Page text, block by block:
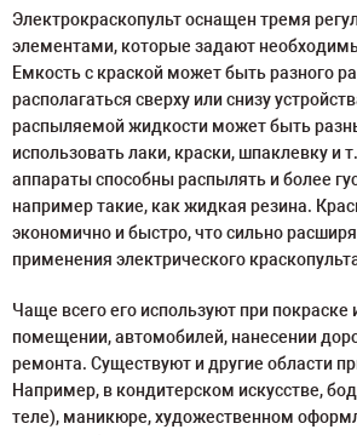
Электрокраскопульт оснащен тремя
элементами, которые задают
Емкость с краской может быть разного
располагаться сверху или снизу
распыляемой жидкости может быть
использовать лаки, краски, шпаклевку и
аппараты способны распылять и более
например такие, как жидкая резина.
экономично и быстро, что сильно
применения электрического
Чаще всего его используют при покраске
помещении, автомобилей, нанесении
ремонта. Существуют и другие области
Например, в кондитерском искусстве,
теле), маникюре, художественном